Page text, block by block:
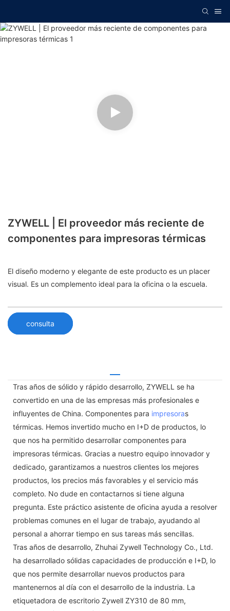
ZYWELL | El proveedor más reciente de
componentes para impresoras térmicas
El diseño moderno y elegante de este producto es un placer
visual. Es un complemento ideal para la oficina o la escuela.
consulta
Tras años de sólido y rápido desarrollo, ZYWELL se ha
convertido en una de las empresas más profesionales e
influyentes de China. Componentes para impresoras
térmicas. Hemos invertido mucho en I+D de productos, lo
que nos ha permitido desarrollar componentes para
impresoras térmicas. Gracias a nuestro equipo innovador y
dedicado, garantizamos a nuestros clientes los mejores
productos, los precios más favorables y el servicio más
completo. No dude en contactarnos si tiene alguna
pregunta. Este práctico asistente de oficina ayuda a resolver
problemas comunes en el lugar de trabajo, ayudando al
personal a ahorrar tiempo en sus tareas más sencillas.
Tras años de desarrollo, Zhuhai Zywell Technology Co., Ltd.
ha desarrollado sólidas capacidades de producción e I+D, lo
que nos permite desarrollar nuevos productos para
mantenernos al día con el desarrollo de la industria. La
etiquetadora de escritorio Zywell ZY310 de 80 mm,